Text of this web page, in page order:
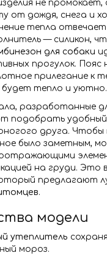
не промокает,
от дождя, снега и
тепла
— силикон,
для собаки
прогулок. Пояс
прилегание к
тепло и уютно.
разработанные
подобрать
друга. Чтобы
было заметным,
на груди. Это
предлагают
.
модели
утеплитель
мороз.